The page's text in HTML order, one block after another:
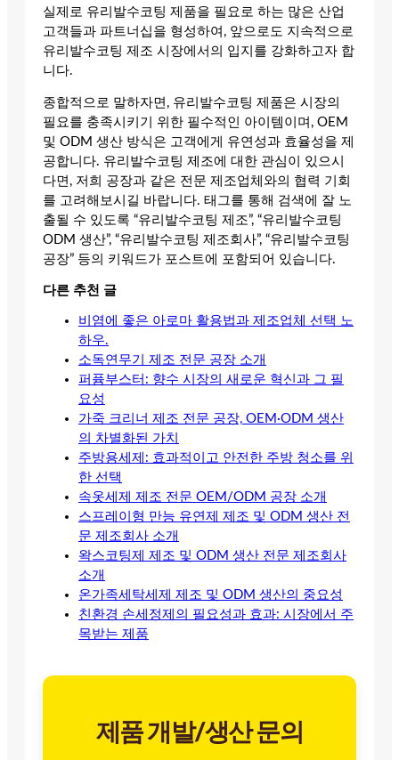
실제로 유리발수코팅 제품을 필요로 하는 많은 산업
고객들과 파트너십을 형성하여, 앞으로도 지속적으로
유리발수코팅 제조 시장에서의 입지를 강화하고자 합
니다.
종합적으로 말하자면, 유리발수코팅 제품은 시장의
필요를 충족시키기 위한 필수적인 아이템이며, OEM
및 ODM 생산 방식은 고객에게 유연성과 효율성을 제
공합니다. 유리발수코팅 제조에 대한 관심이 있으시
다면, 저희 공장과 같은 전문 제조업체와의 협력 기회
를 고려해보시길 바랍니다. 태그를 통해 검색에 잘 노
출될 수 있도록 “유리발수코팅 제조”, “유리발수코팅
ODM 생산”, “유리발수코팅 제조회사”, “유리발수코팅
공장” 등의 키워드가 포스트에 포함되어 있습니다.
다른 추천 글
비염에 좋은 아로마 활용법과 제조업체 선택 노
하우.
소독연무기 제조 전문 공장 소개
퍼퓸부스터: 향수 시장의 새로운 혁신과 그 필
요성
가죽 크리너 제조 전문 공장, OEM·ODM 생산
의 차별화된 가치
주방용세제: 효과적이고 안전한 주방 청소를 위
한 선택
속옷세제 제조 전문 OEM/ODM 공장 소개
스프레이형 만능 유연제 제조 및 ODM 생산 전
문 제조회사 소개
왁스코팅제 제조 및 ODM 생산 전문 제조회사
소개
온가족세탁세제 제조 및 ODM 생산의 중요성
친환경 손세정제의 필요성과 효과: 시장에서 주
목받는 제품
제품 개발/생산 문의